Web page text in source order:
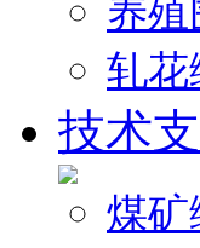
养殖
轧花
技术
煤矿